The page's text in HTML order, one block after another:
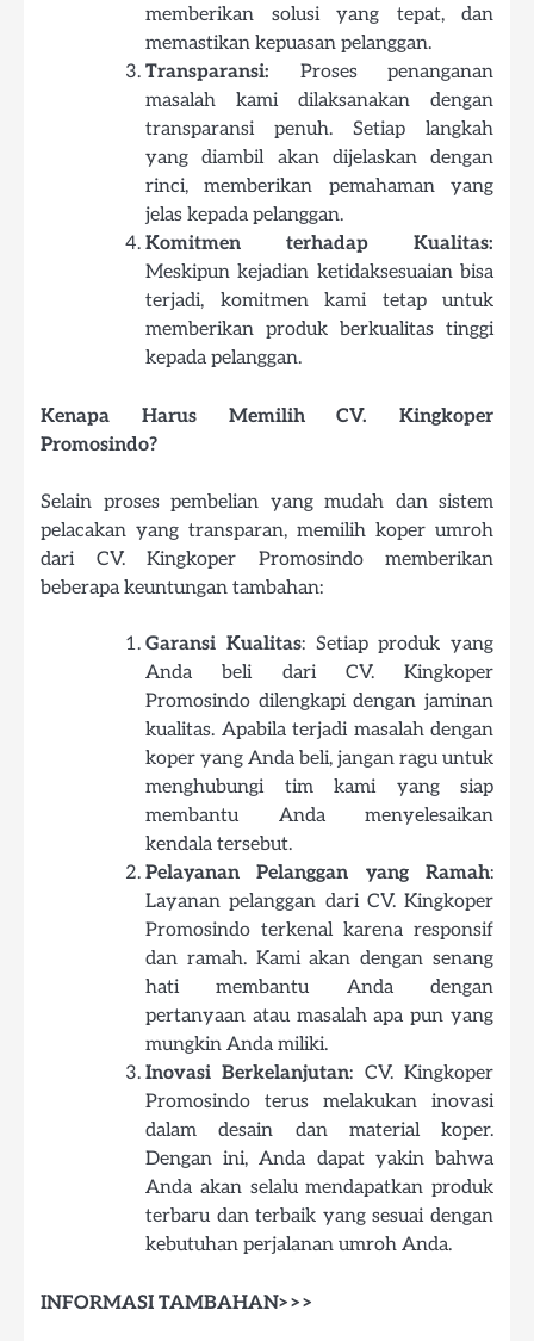
memberikan solusi yang tepat, dan
memastikan kepuasan pelanggan.
Transparansi: Proses penanganan
masalah kami dilaksanakan dengan
transparansi penuh. Setiap langkah
yang diambil akan dijelaskan dengan
rinci, memberikan pemahaman yang
jelas kepada pelanggan.
Komitmen terhadap Kualitas:
Meskipun kejadian ketidaksesuaian bisa
terjadi, komitmen kami tetap untuk
memberikan produk berkualitas tinggi
kepada pelanggan.
Kenapa Harus Memilih CV. Kingkoper
Promosindo?
Selain proses pembelian yang mudah dan sistem
pelacakan yang transparan, memilih koper umroh
dari CV. Kingkoper Promosindo memberikan
beberapa keuntungan tambahan:
Garansi Kualitas: Setiap produk yang
Anda beli dari CV. Kingkoper
Promosindo dilengkapi dengan jaminan
kualitas. Apabila terjadi masalah dengan
koper yang Anda beli, jangan ragu untuk
menghubungi tim kami yang siap
membantu Anda menyelesaikan
kendala tersebut.
Pelayanan Pelanggan yang Ramah:
Layanan pelanggan dari CV. Kingkoper
Promosindo terkenal karena responsif
dan ramah. Kami akan dengan senang
hati membantu Anda dengan
pertanyaan atau masalah apa pun yang
mungkin Anda miliki.
Inovasi Berkelanjutan: CV. Kingkoper
Promosindo terus melakukan inovasi
dalam desain dan material koper.
Dengan ini, Anda dapat yakin bahwa
Anda akan selalu mendapatkan produk
terbaru dan terbaik yang sesuai dengan
kebutuhan perjalanan umroh Anda.
INFORMASI TAMBAHAN>>>